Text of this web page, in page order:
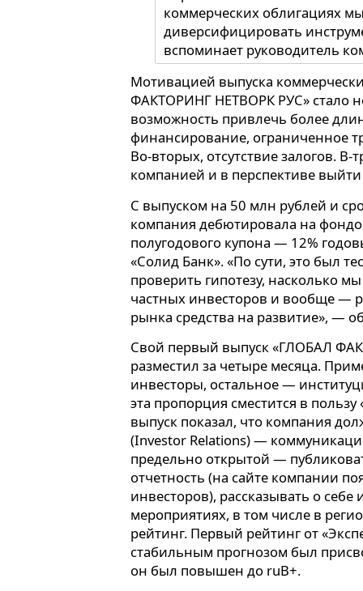
коммерческих облигациях
диверсифицировать
вспоминает руководитель
Мотивацией выпуска
ФАКТОРИНГ НЕТВОРК РУС» стало
возможность привлечь более
финансирование, ограниченное
Во-вторых, отсутствие залогов.
компанией и в перспективе
С выпуском на 50 млн рублей и
компания дебютировала на
полугодового купона — 12%
«Солид Банк». «По сути, это был
проверить гипотезу, насколько
частных инвесторов и вообще —
рынка средства на развитие», —
Свой первый выпуск «ГЛОБАЛ
разместил за четыре месяца.
инвесторы, остальное —
эта пропорция сместится в
выпуск показал, что компания
(Investor Relations) —
предельно открытой —
отчетность (на сайте компании
инвесторов), рассказывать о
мероприятиях, в том числе в
рейтинг. Первый рейтинг от
стабильным прогнозом был
он был повышен до ruВ+.